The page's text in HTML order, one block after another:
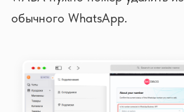
обычного WhatsApp.